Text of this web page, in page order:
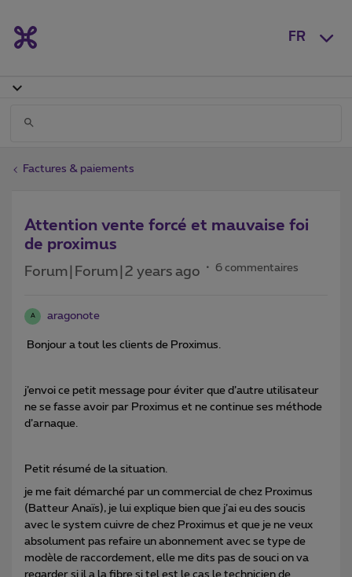
FR
Factures & paiements
Attention vente forcé et mauvaise foi
de proximus
Forum|Forum|2 years ago 6 commentaires
A aragonote
Bonjour a tout les clients de Proximus.
j’envoi ce petit message pour éviter que d’autre utilisateur
ne se fasse avoir par Proximus et ne continue ses méthode
d’arnaque.
Petit résumé de la situation.
je me fait démarché par un commercial de chez Proximus
(Batteur Anaïs), je lui explique bien que j’ai eu des soucis
avec le system cuivre de chez Proximus et que je ne veux
absolument pas refaire un abonnement avec se type de
modèle de raccordement, elle me dits pas de souci on va
regarder si il a la fibre si tel est le cas le technicien de